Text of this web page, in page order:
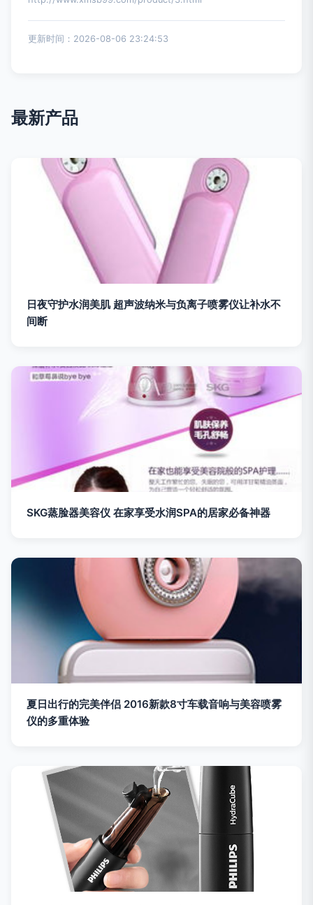
更新时间：2026-08-06 23:24:53
最新产品
日夜守护水润美肌 超声波纳米与负离子喷雾仪让补水不
间断
SKG蒸脸器美容仪 在家享受水润SPA的居家必备神器
夏日出行的完美伴侣 2016新款8寸车载音响与美容喷雾
仪的多重体验